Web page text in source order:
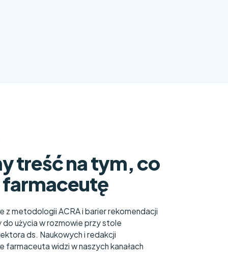
treść na tym, co
z metodologii ACRA i barier rekomendacji
użycia w rozmowie przy stole
ds. Naukowych i redakcji
farmaceuta widzi w naszych kanałach